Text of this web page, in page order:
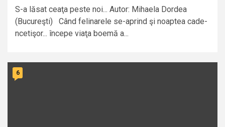
S-a lăsat ceaţa peste noi... Autor: Mihaela Dordea
(Bucureşti) Când felinarele se-aprind şi noaptea cade-
ncetişor... începe viaţa boemă a...
6